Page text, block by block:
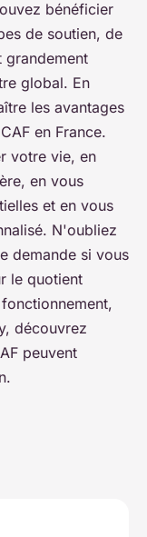
bénéficier
de soutien, de
global. En
les avantages
en France.
votre vie, en
en vous
et en vous
N'oubliez
demande si vous
le quotient
découvrez
peuvent